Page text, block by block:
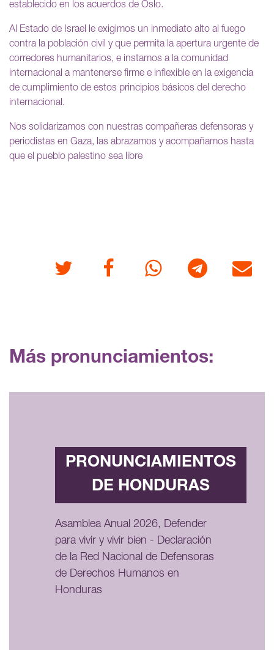
establecido en los acuerdos de Oslo.
Al Estado de Israel le exigimos un inmediato alto al fuego
contra la población civil y que permita la apertura urgente de
corredores humanitarios, e instamos a la comunidad
internacional a mantenerse firme e inflexible en la exigencia
de cumplimiento de estos principios básicos del derecho
internacional.
Nos solidarizamos con nuestras compañeras defensoras y
periodistas en Gaza, las abrazamos y acompañamos hasta
que el pueblo palestino sea libre
Twitter FacebookWhatsappTelegram Correo
Más pronunciamientos:
PRONUNCIAMIENTOS
DE HONDURAS
Asamblea Anual 2026, Defender
para vivir y vivir bien - Declaración
de la Red Nacional de Defensoras
de Derechos Humanos en
Honduras